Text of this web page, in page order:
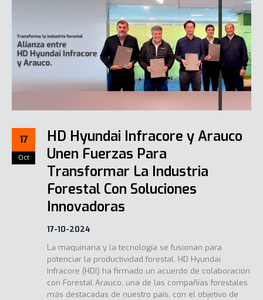
17
Oct
HD Hyundai Infracore y Arauco
Unen Fuerzas Para
Transformar La Industria
Forestal Con Soluciones
Innovadoras
17-10-2024
La maquinaria y la tecnología se fusionan para
potenciar la productividad forestal. HD Hyundai
Infracore (HDI) ha firmado un acuerdo de colaboración
con Forestal Arauco, una de las compañías forestales
más destacadas de nuestro país, con el objetivo de